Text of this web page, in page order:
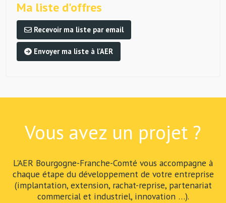
Ma liste d'offres
Recevoir ma liste par email
Envoyer ma liste à l'AER
Vous avez un projet ?
L'AER Bourgogne-Franche-Comté vous accompagne à
chaque étape du développement de votre entreprise
(implantation, extension, rachat-reprise, partenariat
commercial et industriel, innovation …).